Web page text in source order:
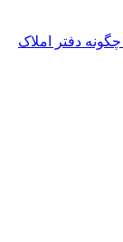
دفتر املاک